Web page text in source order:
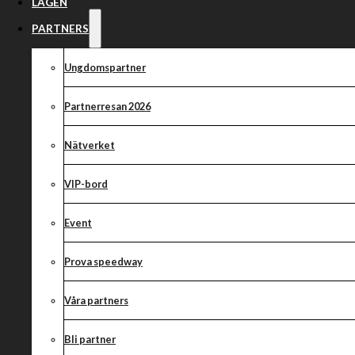
PARTNERS
Ungdomspartner
Partnerresan 2026
Nätverket
VIP-bord
Event
Prova speedway
Våra partners
Bli partner